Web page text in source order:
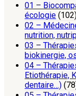
01 –
écologie
02 –
nutrition,
03 –
biokinergie,
04 –
Etiothérapie,
dentaire…)